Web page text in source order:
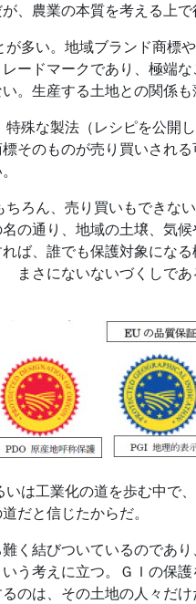
、農業の本質を考える上で
多い。地域ブランド商標
ードマークであり、極端
。生産する土地との関係も
殊な製法（レシピを公開
そのものが売り買いされ
ろん、売り買いもできな
の通り、地域の土壌、気
ば、誰でも保護対象にな
さにないないづくしで
は工業化の道を歩む中で
だと信じたからだ。
く結びついているのであ
う考えに立つ。ＧＩの保
のは、その土地の人々だ